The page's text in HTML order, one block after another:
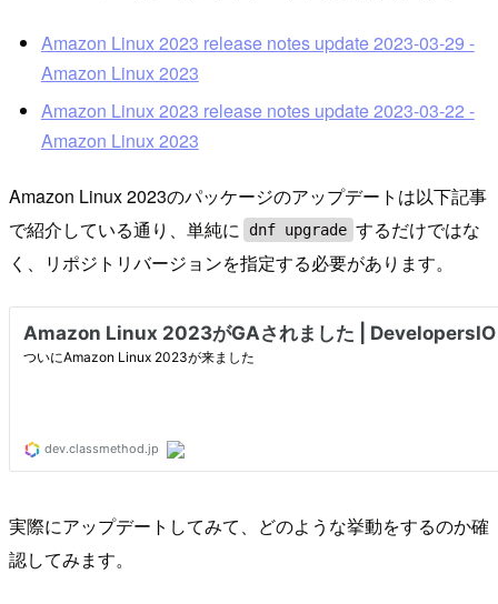
Amazon Linux 2023 release notes update 2023-03-29 -
Amazon Linux 2023
Amazon Linux 2023 release notes update 2023-03-22 -
Amazon Linux 2023
Amazon Linux 2023のパッケージのアップデートは以下記事
で紹介している通り、単純に
dnf upgrade するだけではな
く、リポジトリバージョンを指定する必要があります。
実際にアップデートしてみて、どのような挙動をするのか確
認してみます。